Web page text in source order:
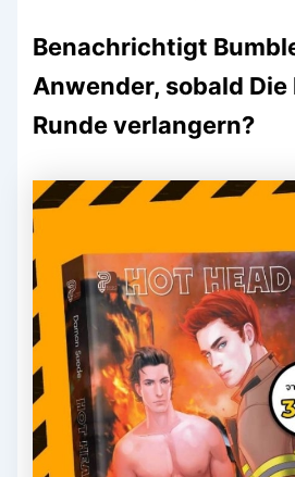
Benachrichtigt
Anwender, sobald Die
Runde verlangern?